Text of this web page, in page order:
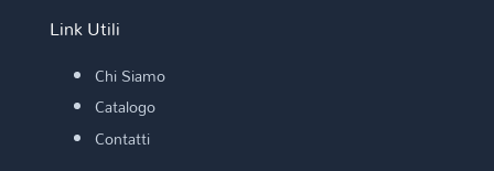
Link Utili
Chi Siamo
Catalogo
Contatti